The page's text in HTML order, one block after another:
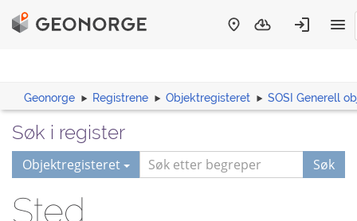
Geonorge Registrene Objektregisteret SOSI Generell
Søk i register
Objektregisteret Søk
Sted